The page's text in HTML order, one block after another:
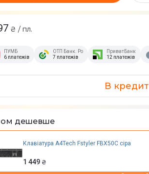
₴ / пл.
ПУМБ
6 платежів
ОТП Банк. Розстрочка Скибочка.
7 платежів
ПриватБанк
12 платежів
В кредит
дешевше
Клавіатура A4Tech Fstyler FBX50C сіра
1 449 ₴